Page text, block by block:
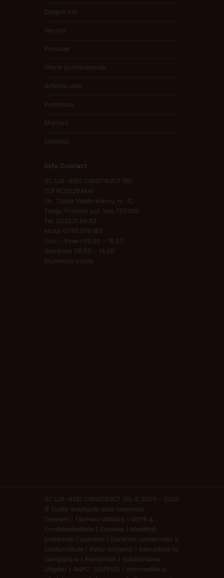
Despre noi
Servicii
Produse
Oferte promotionale
Articole utile
Portofoliu
Marturii
Contact
Info Contact
SC LUX-AVEL CONSTRUCT SRL
CUI RO25283441
Str. Tudor Vladimirescu nr. 1C
Targu Frumos, jud. Iasi, 705300
Tel. 0232.21.68.93
Mobil 0745.578.165
Luni - Vineri 08.00 - 18.00
Sambata 08.00 - 14.00
Duminica Inchis
SC LUX-AVEL CONSTRUCT SRL © 2009 - 2026
® Toate drepturile sunt rezervate.
Termeni
Termeni Utilizare | GDPR &
Confidentialitate | Cookies
Modifică
preferințe Cookieuri
Garantie comerciala &
conformitate
Retur comenzi
Renuntare la
cumparare
Reclamatii
Solutionarea
Litigiilor
ANPC: 021/9551
Informatiile si